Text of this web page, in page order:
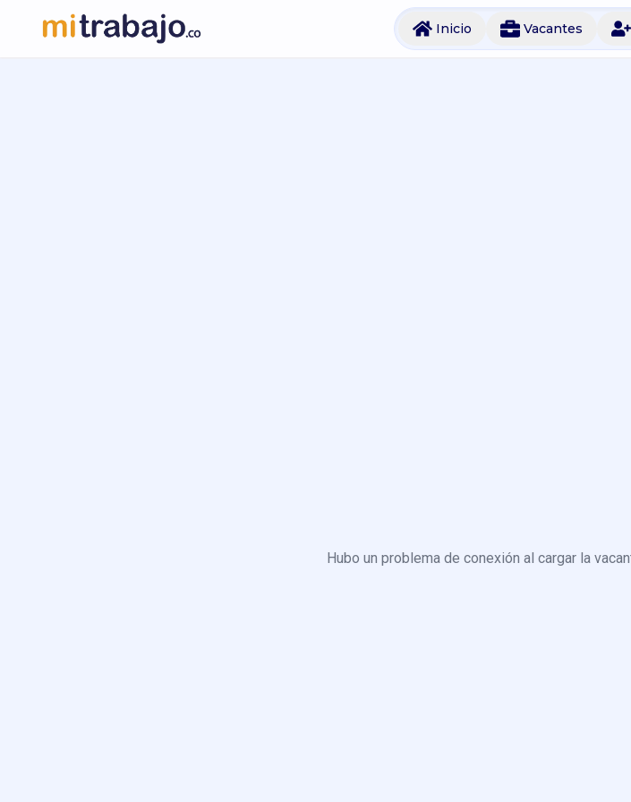
Inicio Vacantes
Hubo un problema de conexión al cargar la